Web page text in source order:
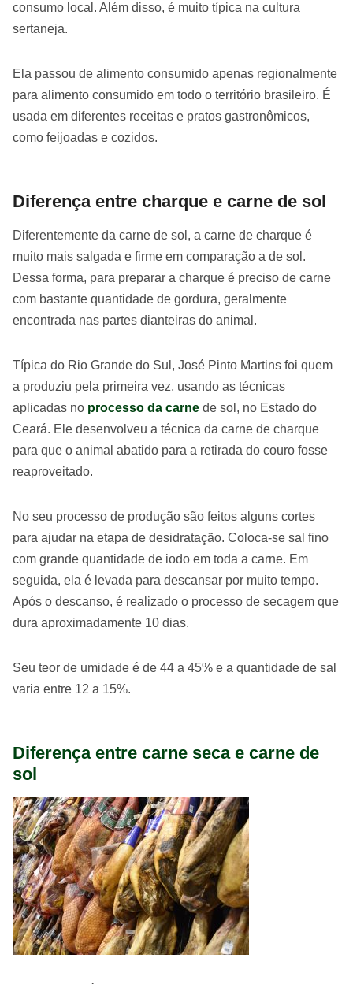
consumo local. Além disso, é muito típica na cultura
sertaneja.
Ela passou de alimento consumido apenas regionalmente
para alimento consumido em todo o território brasileiro. É
usada em diferentes receitas e pratos gastronômicos,
como feijoadas e cozidos.
Diferença entre charque e carne de sol
Diferentemente da carne de sol, a carne de charque é
muito mais salgada e firme em comparação a de sol.
Dessa forma, para preparar a charque é preciso de carne
com bastante quantidade de gordura, geralmente
encontrada nas partes dianteiras do animal.
Típica do Rio Grande do Sul, José Pinto Martins foi quem
a produziu pela primeira vez, usando as técnicas
aplicadas no processo da carne de sol, no Estado do
Ceará. Ele desenvolveu a técnica da carne de charque
para que o animal abatido para a retirada do couro fosse
reaproveitado.
No seu processo de produção são feitos alguns cortes
para ajudar na etapa de desidratação. Coloca-se sal fino
com grande quantidade de iodo em toda a carne. Em
seguida, ela é levada para descansar por muito tempo.
Após o descanso, é realizado o processo de secagem que
dura aproximadamente 10 dias.
Seu teor de umidade é de 44 a 45% e a quantidade de sal
varia entre 12 a 15%.
Diferença entre carne seca e carne de
sol